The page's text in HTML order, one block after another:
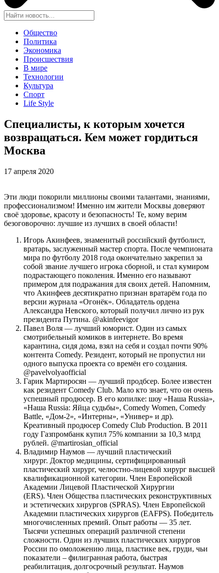
Общество
Политика
Экономика
Происшествия
В мире
Технологии
Культура
Спорт
Life Style
Специалисты, к которым хочется
возвращаться. Кем может гордиться
Москва
17 апреля 2020
Эти люди покорили миллионы своими талантами, знаниями,
профессионализмом! Именно им жители Москвы доверяют
своё здоровье, красоту и безопасность! Те, кому верим
безоговорочно: лучшие из лучших в своей области!
Игорь Акинфеев, знаменитый российский футболист,
вратарь, заслуженный мастер спорта. После чемпионата
мира по футболу 2018 года окончательно закрепил за
собой звание лучшего игрока сборной, и стал кумиром
подрастающего поколения. Именно его называют
примером для подражания для своих детей. Напомним,
что Акинфеев десятикратно признан вратарём года по
версии журнала «Огонёк». Обладатель ордена
Александра Невского, который получил лично из рук
президента Путина. @akinfeevigor
Павел Воля — лучший юморист. Один из самых
смотрибельный комиков в интернете. Во время
карантина, сидя дома, взял на себя и создал почти 90%
контента Comedy. Резидент, который не пропустил ни
одного выпуска проекта со времён его создания.
@pavelvolyaofficial
Гарик Мартиросян — лучший продбсер. Более известен
как резидент Comedy Club. Мало кто знает, что он очень
успешный продюсер. В его копилке: шоу «Наша Russia»,
«Наша Russia: Яйца судьбы», Comedy Women, Comedy
Battle, «Дом-2», «Интерны», «Универ» и др).
Креативный продюсер Comedy Club Production. В 2011
году Газпромбанк купил 75% компании за 10,3 млрд
рублей. @martirosian_official
Владимир Наумов — лучший пластический
хирург. Доктор медицины, сертифицированный
пластический хирург, челюстно-лицевой хирург высшей
квалификационной категории. Член Европейской
Академии Лицевой Пластической Хирургии
(ERS). Член Общества пластических реконструктивных
и эстетических хирургов (SPRAS). Член Европейской
Академии пластических хирургов (EAFPS). Победитель
многочисленных премий. Опыт работы — 35 лет.
Тысячи успешных операций различной степени
сложности. Один из лучших пластических хирургов
России по омоложению лица, пластике век, груди, чьи
показатели – филигранная работа, быстрая
реабилитация, долгосрочный результат. Наумов